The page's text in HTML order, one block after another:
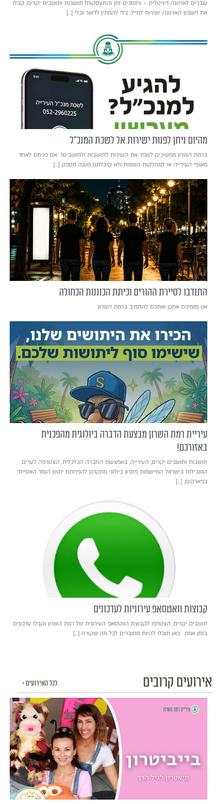
עוברים לארנונה דיגיטלית – וחוסכים זמן והתעסקות! תושבות ותושבים יקרים, קבלו
את חשבון הארנונה ישירות למייל, בלי להמתין לדואר ובלי […]
מהיום ניתן לפנות ישירות אל לשכת המנכ"ל
ברמת השרון ממשיכים לשפר את השירות לתושבות ולתושבים! אם פניתם לאחד
מאגפי העירייה או למחלקות השונות ולא קיבלתם מענה מספק […]
התנדבו לסיירת ההורים וכיתת הכוננות הכחולה
אנו מזמינים אתכן ואתכם להתנדב ברמת השרון
עיריית רמת השרון מבצעת הדברה ביולוגית מהפכנית
באזורכם!
תושבות ותושבים יקרים, העירייה, באמצעות החברה הכלכלית, הצטרפה לערים
המובילות בישראל המיישמות פתרון ביולוגי מתקדם להפחתת יתוש הנמר האסייתי
בפארקים, […]
קבוצות וואטסאפ עירוניות לעדכונים
תושבים יקרים, הצטרפו לקבוצת הווטסאפ העירונית של רמת השרון וקבלו עדכונים
בזמן אמת. כאן תוכלו להיות מחוברים לכל מה שקורה […]
אירועים קרובים לכל האירועים >